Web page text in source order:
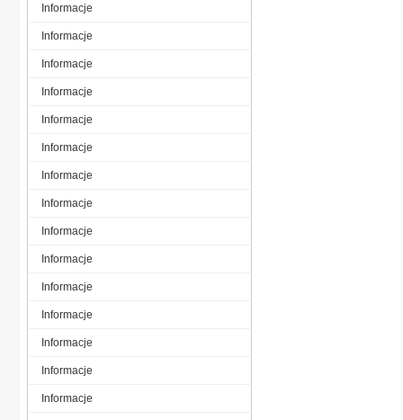
Informacje
Informacje
Informacje
Informacje
Informacje
Informacje
Informacje
Informacje
Informacje
Informacje
Informacje
Informacje
Informacje
Informacje
Informacje